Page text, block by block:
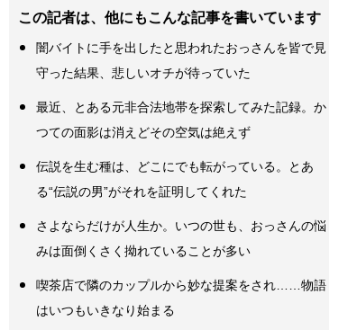
この記者は、他にもこんな記事を書いています
闇バイトに手を出したと思われたおっさんを皆で見
守った結果、悲しいオチが待っていた
最近、とある元非合法地帯を探索してみた記録。か
つての面影は消えどその空気は絶えず
伝説を生む種は、どこにでも転がっている。とあ
る“伝説の男”がそれを証明してくれた
さよならだけが人生か。いつの世も、おっさんの悩
みは面倒くさく拗れていることが多い
喫茶店で隣のカップルから妙な提案をされ……物語
はいつもいきなり始まる